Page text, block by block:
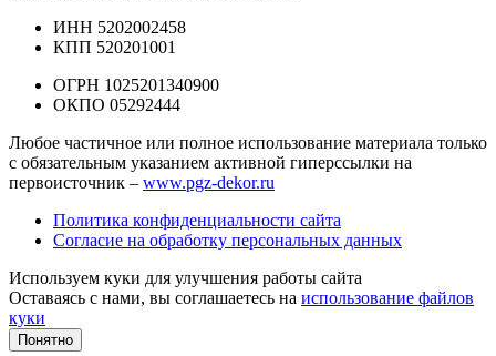
ИНН 5202002458
КПП 520201001
ОГРН 1025201340900
ОКПО 05292444
Любое частичное или полное использование материала только
с обязательным указанием активной гиперссылки на
первоисточник – www.pgz-dekor.ru
Политика конфиденциальности сайта
Согласие на обработку персональных данных
Используем куки для улучшения работы сайта
Оставаясь с нами, вы соглашаетесь на использование файлов
куки
Понятно